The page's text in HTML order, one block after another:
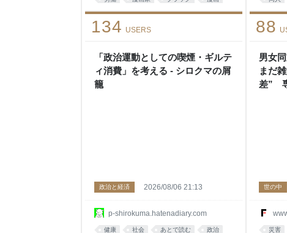
インタビュー 技術
「政治運動としての喫煙・ギルテ
ィ消費」を考える - シロクマの屑
籠
134 USERS
p-shirokuma.hatenadiary.com
政治と経済 2026/08/06 21:13
健康 社会 あとで読む 政治
男女
まだ
差”
88
世の中
災害